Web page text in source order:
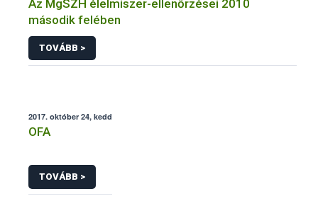
Az MgSZH élelmiszer-ellenőrzései 2010
második felében
TOVÁBB >
2017. október 24, kedd
OFA
TOVÁBB >